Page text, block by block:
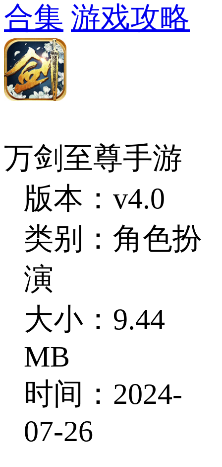
合集 游戏攻略
万剑至尊手游
版本：v4.0
类别：角色扮
演
大小：9.44
MB
时间：2024-
07-26